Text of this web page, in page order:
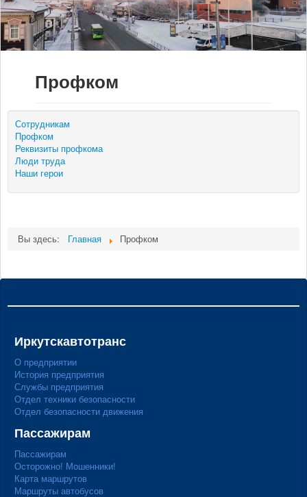
О предприятии
Маршруты
Сотрудникам
Контакты
Профком
Сотрудникам
Профком
Реквизиты профкома
Люди труда
Наши герои
Вы здесь: Главная Профком
Иркутскавтотранс
О предприятии
История предприятия
Службы предприятия
Отдел техники безопасности
Отдел безопасности движения
Пассажирам
Пассажирам
Осторожно! Мошенники!
Карта маршрутов
Маршруты автобусов